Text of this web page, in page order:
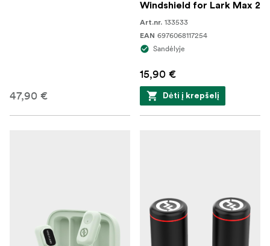
47,90 €
Windshield for Lark Max 2
Art.nr. 133533
EAN 6976068117254
Sandėlyje
15,90 €
Dėti į krepšelį